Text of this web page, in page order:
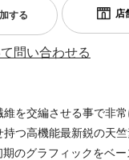
する
問い合わせる
維を交編させる事で非
つ高機能最新鋭の天
のグラフィックをベ